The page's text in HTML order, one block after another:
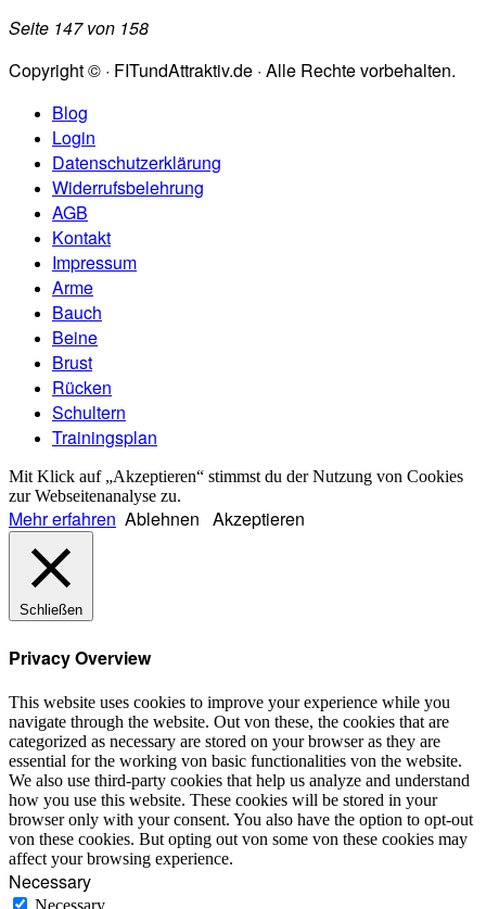
Seite 147 von 158
Copyright © · FITundAttraktiv.de · Alle Rechte vorbehalten.
Blog
Login
Datenschutzerklärung
Widerrufsbelehrung
AGB
Kontakt
Impressum
Arme
Bauch
Beine
Brust
Rücken
Schultern
Trainingsplan
Mit Klick auf „Akzeptieren“ stimmst du der Nutzung von Cookies
zur Webseitenanalyse zu.
Mehr erfahren Ablehnen Akzeptieren
Schließen
Privacy Overview
This website uses cookies to improve your experience while you
navigate through the website. Out von these, the cookies that are
categorized as necessary are stored on your browser as they are
essential for the working von basic functionalities von the website.
We also use third-party cookies that help us analyze and understand
how you use this website. These cookies will be stored in your
browser only with your consent. You also have the option to opt-out
von these cookies. But opting out von some von these cookies may
affect your browsing experience.
Necessary
Necessary